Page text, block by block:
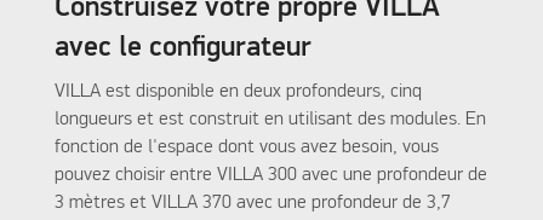
Construisez votre propre VILLA
avec le configurateur
VILLA est disponible en deux profondeurs, cinq
longueurs et est construit en utilisant des modules. En
fonction de l'espace dont vous avez besoin, vous
pouvez choisir entre VILLA 300 avec une profondeur de
3 mètres et VILLA 370 avec une profondeur de 3,7